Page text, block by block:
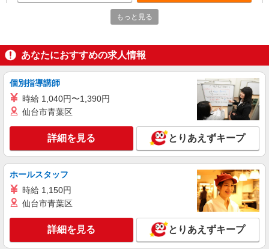
≪松本市≫介護の現場で心を燃やせ！！！デイ
サービスSTAFF
時給1500円〜2125円 ＜日払い有/週払い有/交
長野県松本市 ※松本駅周辺
詳細を見る
派遣社員
株式会社kotrio /●MT-H-1977542
松本市★シニア向け住宅での見守り・生活サポ
時給1500円〜2125円 ＜日払い有/週払い有/交
松本市内
もっと見る
あなたにおすすめの求人情報
個別指導講師
時給 1,040円〜1,390円
仙台市青葉区
詳細を見る とりあえずキープ
ホールスタッフ
時給 1,150円
仙台市青葉区
詳細を見る とりあえずキープ